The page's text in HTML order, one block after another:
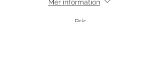
Mer information
Pris